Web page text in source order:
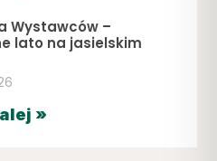
Wystawców –
lato na jasielskim
»